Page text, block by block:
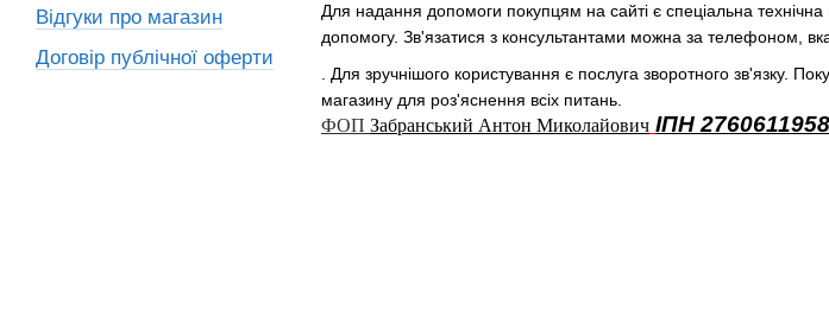
Для надання допомоги покупцям на сайті є спеціальна технічна
допомогу. Зв'язатися з консультантами можна за телефоном,
. Для зручнішого користування є послуга зворотного зв'язку.
магазину для роз'яснення всіх питань.
ФОП Забранський Антон Миколайович ІПН 2760611958
Відгуки про магазин
Договір публічної оферти